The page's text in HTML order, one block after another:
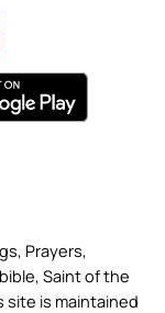
Prayers,
Saint of the
site is maintained